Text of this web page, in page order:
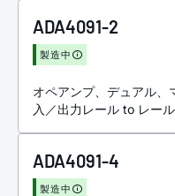
ADA4091-2
製造中
オペアンプ、デュアル、
入／出力レール to レー
ADA4091-4
製造中